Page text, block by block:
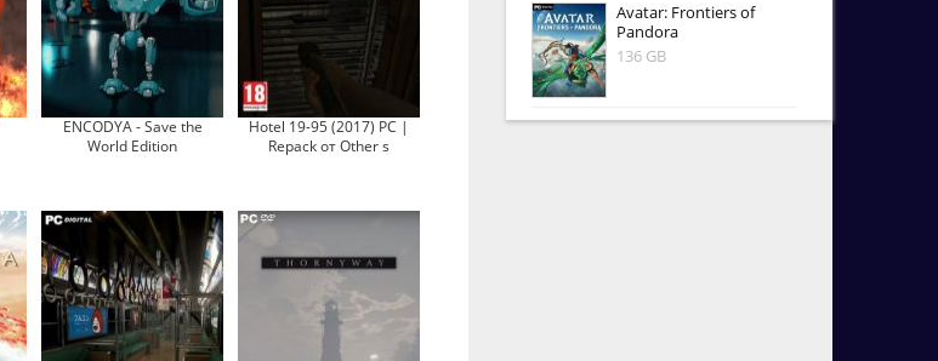
ENCODYA - Save the
World Edition
Hotel 19-95 (2017) PC |
Repack от Other s
Avatar: Frontiers of
Pandora
136 GB